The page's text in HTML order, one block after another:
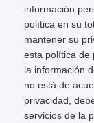
información
política en su
mantener su
esta política de
la información
no está de
privacidad,
servicios de la